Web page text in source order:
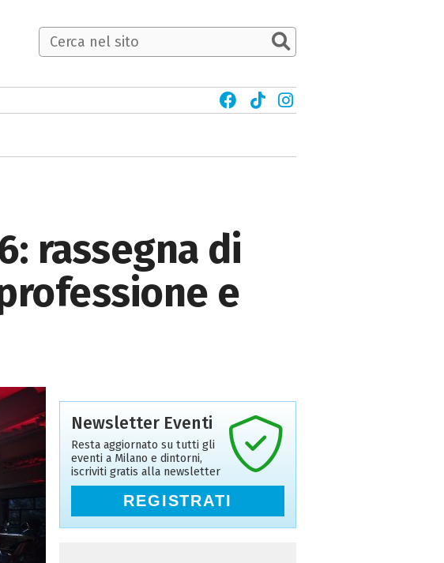
rassegna di
e
Newsletter Eventi
Resta aggiornato su tutti gli
eventi a Milano e dintorni,
iscriviti gratis alla newsletter
REGISTRATI